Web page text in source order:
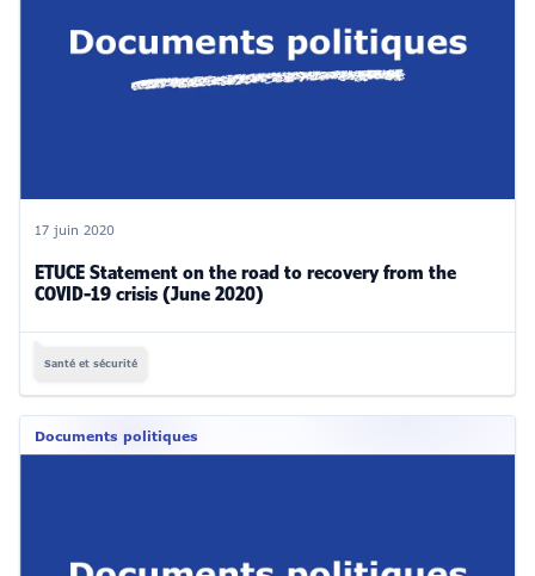
17 juin 2020
ETUCE Statement on the road to recovery from the
COVID-19 crisis (June 2020)
Santé et sécurité
Documents politiques